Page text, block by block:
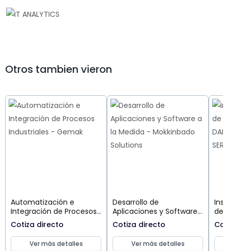
Otros tambien vieron
Automatización e
Integración de Procesos
Industriales
Cotiza directo
Ver más detalles
Desarrollo de
Aplicaciones y Software
a la Medida
Cotiza directo
Ver más detalles
de